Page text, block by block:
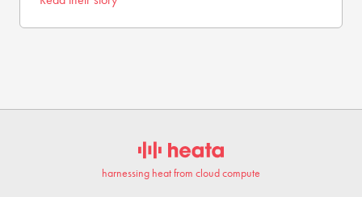
harnessing heat from cloud compute